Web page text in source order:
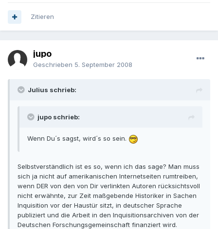
Zitieren
jupo
Geschrieben 5. September 2008
Julius schrieb:
jupo schrieb:
Wenn Du´s sagst, wird´s so sein.
Selbstverständlich ist es so, wenn ich das sage? Man muss
sich ja nicht auf amerikanischen Internetseiten rumtreiben,
wenn DER von den von Dir verlinkten Autoren rücksichtsvoll
nicht erwähnte, zur Zeit maßgebende Historiker in Sachen
Inquisition vor der Haustür sitzt, in deutscher Sprache
publiziert und die Arbeit in den Inquisitionsarchiven von der
Deutschen Forschungsgemeinschaft finanziert wird.